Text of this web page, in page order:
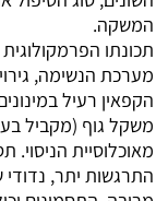
המשקה.
תכונתו
מערכת הנשימה,
מאוכלוסיית
התרגשות יתר,